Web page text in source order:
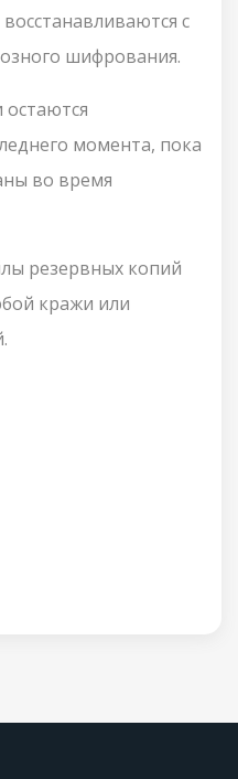
с
шифрования.
момента, пока
во время
резервных копий
кражи или